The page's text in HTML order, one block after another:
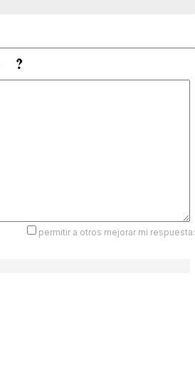
permitir a otros mejorar mi respuesta: